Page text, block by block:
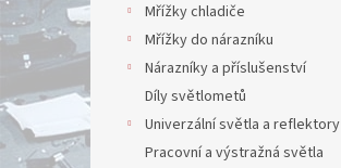
Mřížky chladiče
Mřížky do nárazníku
Nárazníky a příslušenství
Díly světlometů
Univerzální světla a reflektory
Pracovní a výstražná světla